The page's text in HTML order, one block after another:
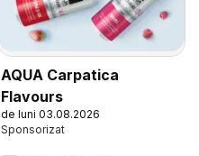
AQUA Carpatica
Flavours
de luni 03.08.2026